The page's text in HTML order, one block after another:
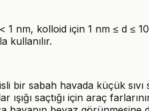
1 nm, kolloid için 1 nm ≤ d
kullanılır.
sabah havada küçük sıvı
saçtığı için araç